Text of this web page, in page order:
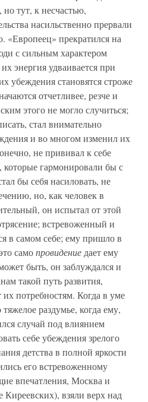
тут, к несчастью,
насильственно прервали
«Европеец» прекратился на
с сильным характером
энергия удваивается при
убеждения становятся строже
отчетливее, резче и
этого не могло случиться;
стал внимательно
и во многом изменил их
не прививал к себе
которые гармонировали бы с
бы себя насиловать, не
но, как человек в
он испытал от этой
встревоженный и
в самом себе; ему пришло в
самопровидение дает ему
быть, он заблуждался и
такой путь развития,
их потребностям. Когда в уме
раздумье, когда ему,
случай под влиянием
себе убеждения зрелого
детства в полной яркости
его встревоженному
впечатления, Москва и
взяли верх над